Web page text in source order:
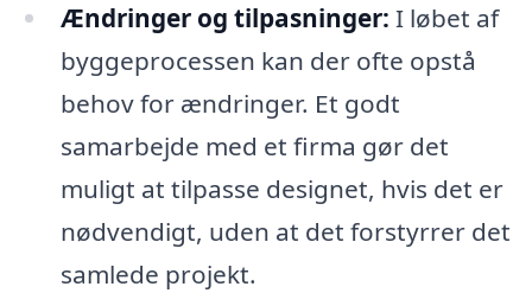
Ændringer og tilpasninger: I løbet af
byggeprocessen kan der ofte opstå
behov for ændringer. Et godt
samarbejde med et firma gør det
muligt at tilpasse designet, hvis det er
nødvendigt, uden at det forstyrrer det
samlede projekt.